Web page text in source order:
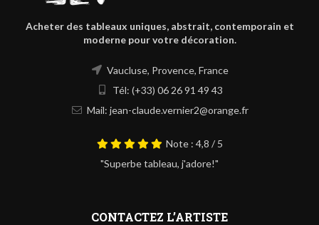
Acheter des tableaux uniques, abstrait, contemporain et
moderne pour votre décoration.
Vaucluse, Provence, France
Tél: (+33) 06 26 91 49 43
Mail: jean-claude.vernier2@orange.fr
Note : 4,8 / 5
"Superbe tableau, j'adore!"
CONTACTEZ L’ARTISTE